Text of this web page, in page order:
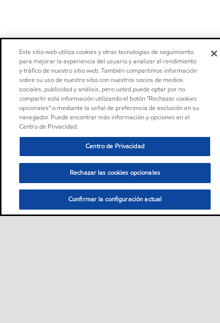
Este sitio web utiliza cookies y otras tecnologías de seguimiento
para mejorar la experiencia del usuario y analizar el rendimiento
y tráfico de nuestro sitio web. También compartimos información
sobre su uso de nuestro sitio con nuestros socios de medios
sociales, publicidad y análisis, pero usted puede optar por no
compartir esta información utilizando el botón "Rechazar cookies
opcionales" o mediante la señal de preferencia de exclusión en su
navegador. Puede encontrar más información y opciones en el
Centro de Privacidad.
Centro de Privacidad
Rechazar las cookies opcionales
Confirmar la configuración actual